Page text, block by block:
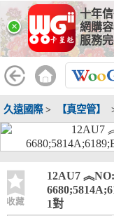
×
十年
網購
服務
久遠國際> 【真空管】
收藏
12AU7
1對
線上分期
WooGii 與 綠界 合作
分期付款』 的配合銀
分期期數 提供
兆豐
彰化
台灣
銀、
行、